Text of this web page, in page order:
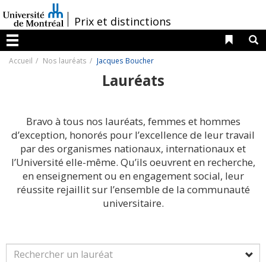
au
contenu
/Prix et distinctions
Menu
Liens
Accueil Nos lauréats Jacques Boucher
Lauréats
Bravo à tous nos lauréats, femmes et hommes
d’exception, honorés pour l’excellence de leur travail
par des organismes nationaux, internationaux et
l’Université elle-même. Qu’ils oeuvrent en recherche,
en enseignement ou en engagement social, leur
réussite rejaillit sur l’ensemble de la communauté
universitaire.